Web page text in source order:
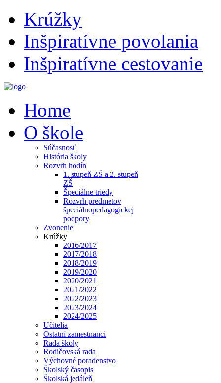
Krúžky
Inšpiratívne povolania
Inšpiratívne cestovanie
Home
O škole
Súčasnosť
História školy
Rozvrh hodín
1. stupeň ZŠ a 2. stupeň
ZŠ
Špeciálne triedy
Rozvrh predmetov
špeciálnopedagogickej
podpory
Zvonenie
Krúžky
2016/2017
2017/2018
2018/2019
2019/2020
2020/2021
2021/2022
2022/2023
2023/2024
2024/2025
Učitelia
Ostatní zamestnanci
Rada školy
Rodičovská rada
Výchovné poradenstvo
Školský časopis
Školská jedáleň